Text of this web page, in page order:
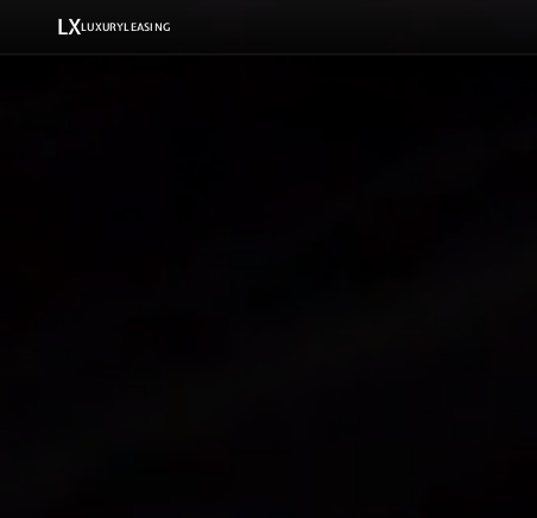
LXLUXURYLEASING